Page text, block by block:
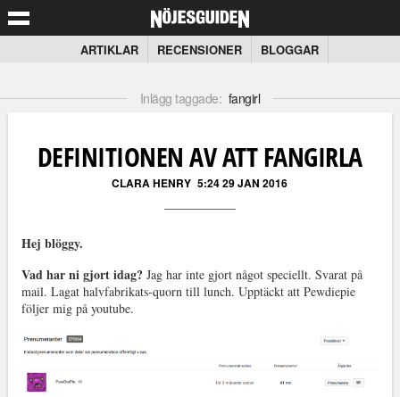
ARTIKLAR RECENSIONER BLOGGAR
Inlägg taggade: fangirl
DEFINITIONEN AV ATT FANGIRLA
CLARA HENRY 5:24 29 JAN 2016
Hej blöggy.
Vad har ni gjort idag?Jag har inte gjort något speciellt. Svarat på
mail. Lagat halvfabrikats-quorn till lunch. Upptäckt att Pewdiepie
följer mig på youtube.